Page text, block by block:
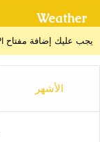
Weather
يجب عليك إضافة مفتاح API للطقس من خلال صفحة إعدادات القالب > الدمج
الأشهر